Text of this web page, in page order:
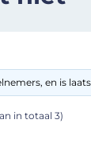
en is
in totaal 3)